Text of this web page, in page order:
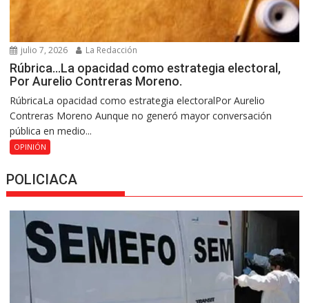
julio 7, 2026 La Redacción
Rúbrica…La opacidad como estrategia electoral,
Por Aurelio Contreras Moreno.
RúbricaLa opacidad como estrategia electoralPor Aurelio
Contreras Moreno Aunque no generó mayor conversación
pública en medio...
OPINIÓN
POLICIACA